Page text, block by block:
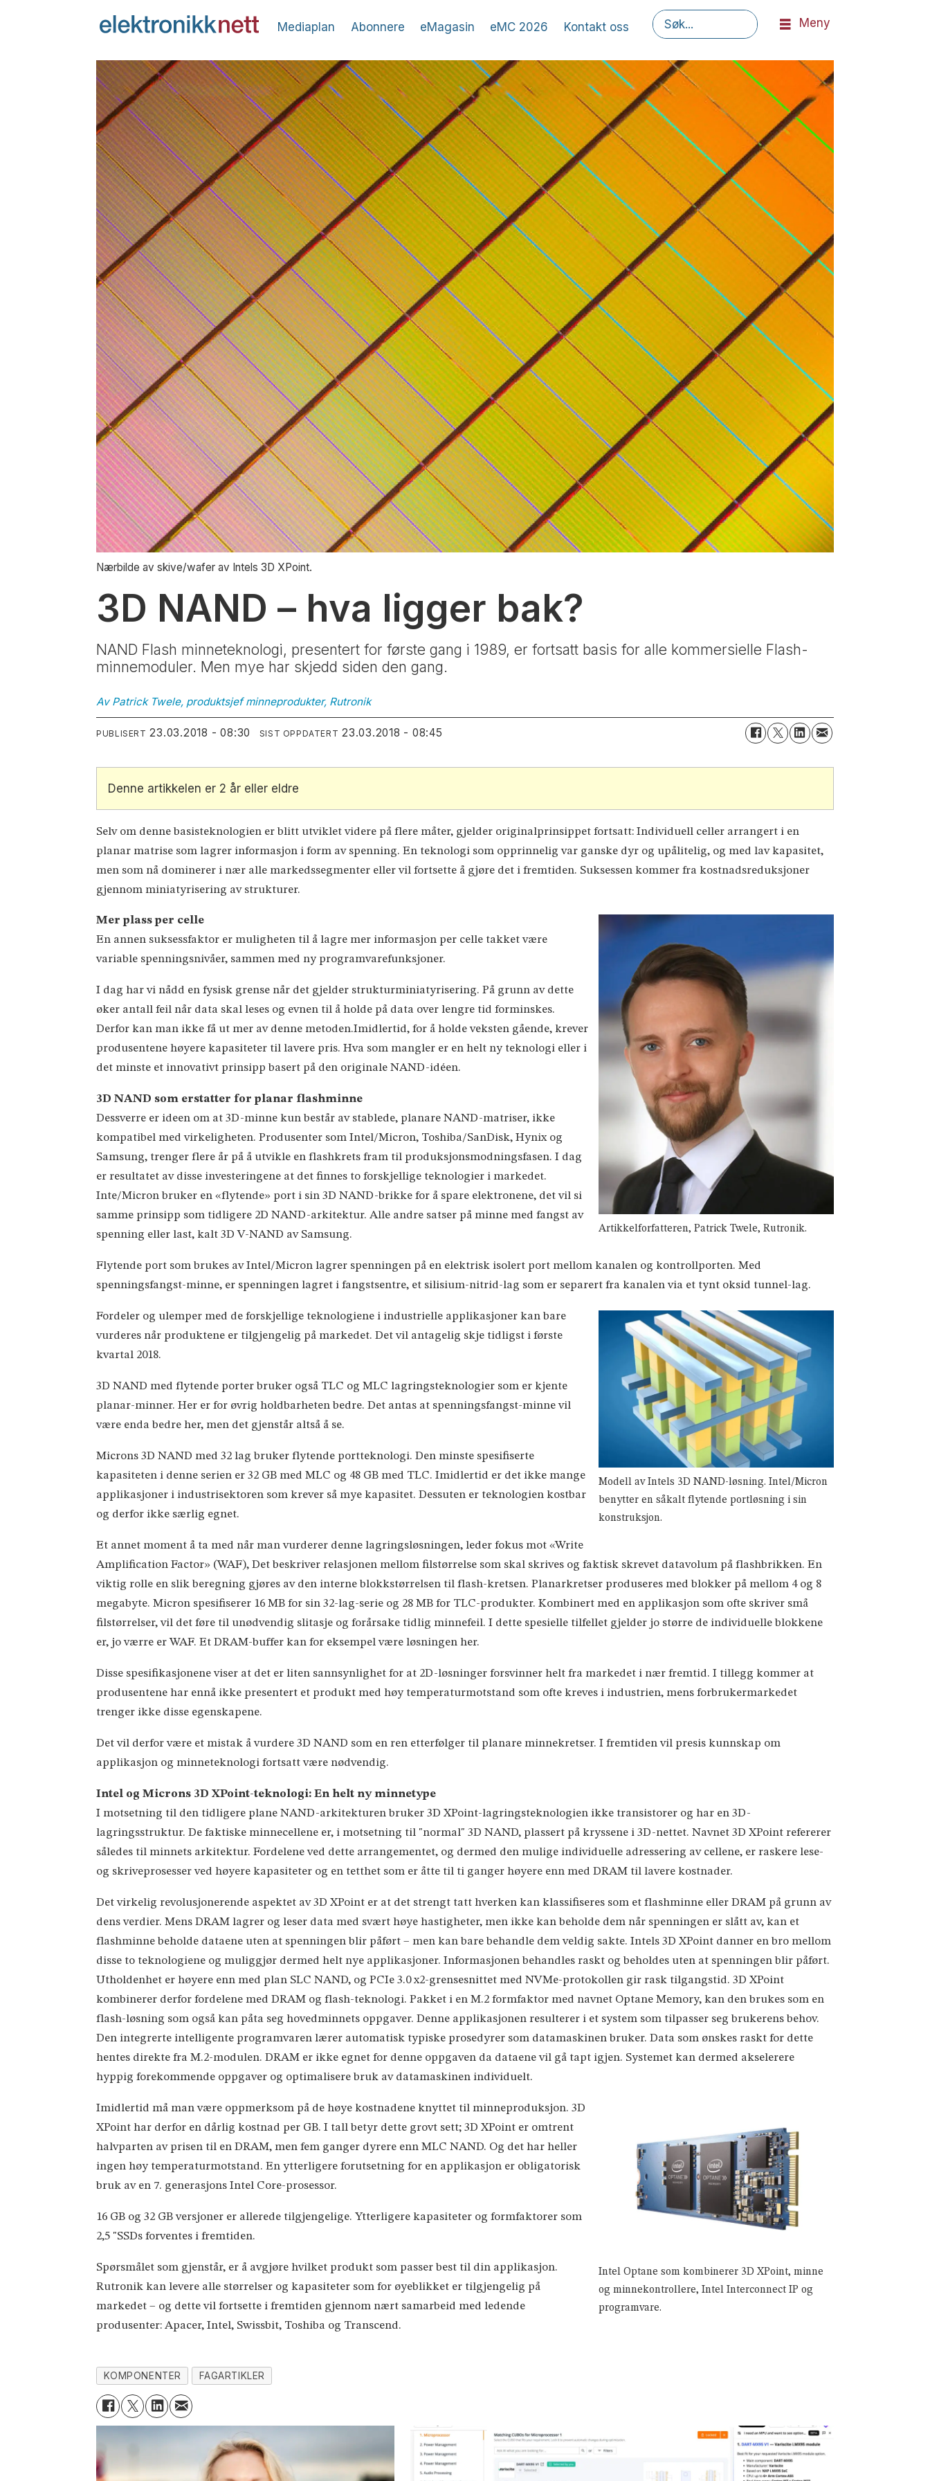
Mediaplan Abonnere eMagasin eMC 2026 Kontakt oss Søk
Meny
Nærbilde av skive/wafer av Intels 3D XPoint.
3D NAND – hva ligger bak?
NAND Flash minneteknologi, presentert for første gang i 1989, er fortsatt basis for alle kommersielle Flash-
minnemoduler. Men mye har skjedd siden den gang.
Av Patrick Twele, produktsjef minneprodukter, Rutronik
PUBLISERT 23.03.2018 - 08:30 SIST OPPDATERT 23.03.2018 - 08:45
Denne artikkelen er 2 år eller eldre
Selv om denne basisteknologien er blitt utviklet videre på flere måter, gjelder originalprinsippet fortsatt: Individuell celler arrangert i en
planar matrise som lagrer informasjon i form av spenning. En teknologi som opprinnelig var ganske dyr og upålitelig, og med lav kapasitet,
men som nå dominerer i nær alle markedssegmenter eller vil fortsette å gjøre det i fremtiden. Suksessen kommer fra kostnadsreduksjoner
gjennom miniatyrisering av strukturer.
Artikkelforfatteren, Patrick Twele, Rutronik.
Mer plass per celle
En annen suksessfaktor er muligheten til å lagre mer informasjon per celle takket være
variable spenningsnivåer, sammen med ny programvarefunksjoner.
I dag har vi nådd en fysisk grense når det gjelder strukturminiatyrisering. På grunn av dette
øker antall feil når data skal leses og evnen til å holde på data over lengre tid forminskes.
Derfor kan man ikke få ut mer av denne metoden.Imidlertid, for å holde veksten gående, krever
produsentene høyere kapasiteter til lavere pris. Hva som mangler er en helt ny teknologi eller i
det minste et innovativt prinsipp basert på den originale NAND-idéen.
3D NAND som erstatter for planar flashminne
Dessverre er ideen om at 3D-minne kun består av stablede, planare NAND-matriser, ikke
kompatibel med virkeligheten. Produsenter som Intel/Micron, Toshiba/SanDisk, Hynix og
Samsung, trenger flere år på å utvikle en flashkrets fram til produksjonsmodningsfasen. I dag
er resultatet av disse investeringene at det finnes to forskjellige teknologier i markedet.
Inte/Micron bruker en «flytende» port i sin 3D NAND-brikke for å spare elektronene, det vil si
samme prinsipp som tidligere 2D NAND-arkitektur. Alle andre satser på minne med fangst av
spenning eller last, kalt 3D V-NAND av Samsung.
Flytende port som brukes av Intel/Micron lagrer spenningen på en elektrisk isolert port mellom kanalen og kontrollporten. Med
spenningsfangst-minne, er spenningen lagret i fangstsentre, et silisium-nitrid-lag som er separert fra kanalen via et tynt oksid tunnel-lag.
Modell av Intels 3D NAND-løsning. Intel/Micron
benytter en såkalt flytende portløsning i sin
konstruksjon.
Fordeler og ulemper med de forskjellige teknologiene i industrielle applikasjoner kan bare
vurderes når produktene er tilgjengelig på markedet. Det vil antagelig skje tidligst i første
kvartal 2018.
3D NAND med flytende porter bruker også TLC og MLC lagringsteknologier som er kjente
planar-minner. Her er for øvrig holdbarheten bedre. Det antas at spenningsfangst-minne vil
være enda bedre her, men det gjenstår altså å se.
Microns 3D NAND med 32 lag bruker flytende portteknologi. Den minste spesifiserte
kapasiteten i denne serien er 32 GB med MLC og 48 GB med TLC. Imidlertid er det ikke mange
applikasjoner i industrisektoren som krever så mye kapasitet. Dessuten er teknologien kostbar
og derfor ikke særlig egnet.
Et annet moment å ta med når man vurderer denne lagringsløsningen, leder fokus mot «Write
Amplification Factor» (WAF), Det beskriver relasjonen mellom filstørrelse som skal skrives og faktisk skrevet datavolum på flashbrikken. En
viktig rolle en slik beregning gjøres av den interne blokkstørrelsen til flash-kretsen. Planarkretser produseres med blokker på mellom 4 og 8
megabyte. Micron spesifiserer 16 MB for sin 32-lag-serie og 28 MB for TLC-produkter. Kombinert med en applikasjon som ofte skriver små
filstørrelser, vil det føre til unødvendig slitasje og forårsake tidlig minnefeil. I dette spesielle tilfellet gjelder jo større de individuelle blokkene
er, jo værre er WAF. Et DRAM-buffer kan for eksempel være løsningen her.
Disse spesifikasjonene viser at det er liten sannsynlighet for at 2D-løsninger forsvinner helt fra markedet i nær fremtid. I tillegg kommer at
produsentene har ennå ikke presentert et produkt med høy temperaturmotstand som ofte kreves i industrien, mens forbrukermarkedet
trenger ikke disse egenskapene.
Det vil derfor være et mistak å vurdere 3D NAND som en ren etterfølger til planare minnekretser. I fremtiden vil presis kunnskap om
applikasjon og minneteknologi fortsatt være nødvendig.
Intel og Microns 3D XPoint-teknologi: En helt ny minnetype
I motsetning til den tidligere plane NAND-arkitekturen bruker 3D XPoint-lagringsteknologien ikke transistorer og har en 3D-
lagringsstruktur. De faktiske minnecellene er, i motsetning til "normal" 3D NAND, plassert på kryssene i 3D-nettet. Navnet 3D XPoint refererer
således til minnets arkitektur. Fordelene ved dette arrangementet, og dermed den mulige individuelle adressering av cellene, er raskere lese-
og skriveprosesser ved høyere kapasiteter og en tetthet som er åtte til ti ganger høyere enn med DRAM til lavere kostnader.
Det virkelig revolusjonerende aspektet av 3D XPoint er at det strengt tatt hverken kan klassifiseres som et flashminne eller DRAM på grunn av
dens verdier. Mens DRAM lagrer og leser data med svært høye hastigheter, men ikke kan beholde dem når spenningen er slått av, kan et
flashminne beholde dataene uten at spenningen blir påført – men kan bare behandle dem veldig sakte. Intels 3D XPoint danner en bro mellom
disse to teknologiene og muliggjør dermed helt nye applikasjoner. Informasjonen behandles raskt og beholdes uten at spenningen blir påført.
Utholdenhet er høyere enn med plan SLC NAND, og PCIe 3.0 x2-grensesnittet med NVMe-protokollen gir rask tilgangstid. 3D XPoint
kombinerer derfor fordelene med DRAM og flash-teknologi. Pakket i en M.2 formfaktor med navnet Optane Memory, kan den brukes som en
flash-løsning som også kan påta seg hovedminnets oppgaver. Denne applikasjonen resulterer i et system som tilpasser seg brukerens behov.
Den integrerte intelligente programvaren lærer automatisk typiske prosedyrer som datamaskinen bruker. Data som ønskes raskt for dette
hentes direkte fra M.2-modulen. DRAM er ikke egnet for denne oppgaven da dataene vil gå tapt igjen. Systemet kan dermed akselerere
hyppig forekommende oppgaver og optimalisere bruk av datamaskinen individuelt.
Intel Optane som kombinerer 3D XPoint, minne
og minnekontrollere, Intel Interconnect IP og
programvare.
Imidlertid må man være oppmerksom på de høye kostnadene knyttet til minneproduksjon. 3D
XPoint har derfor en dårlig kostnad per GB. I tall betyr dette grovt sett; 3D XPoint er omtrent
halvparten av prisen til en DRAM, men fem ganger dyrere enn MLC NAND. Og det har heller
ingen høy temperaturmotstand. En ytterligere forutsetning for en applikasjon er obligatorisk
bruk av en 7. generasjons Intel Core-prosessor.
16 GB og 32 GB versjoner er allerede tilgjengelige. Ytterligere kapasiteter og formfaktorer som
2,5 "SSDs forventes i fremtiden.
Spørsmålet som gjenstår, er å avgjøre hvilket produkt som passer best til din applikasjon.
Rutronik kan levere alle størrelser og kapasiteter som for øyeblikket er tilgjengelig på
markedet – og dette vil fortsette i fremtiden gjennom nært samarbeid med ledende
produsenter: Apacer, Intel, Swissbit, Toshiba og Transcend.
KOMPONENTER FAGARTIKLER